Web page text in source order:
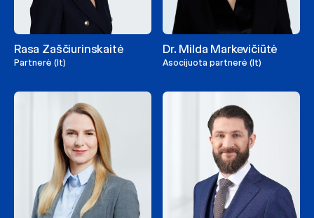
Rasa Zaščiurinskaitė
Partnerė (lt)
Dr. Milda Markevičiūtė
Asocijuota partnerė (lt)